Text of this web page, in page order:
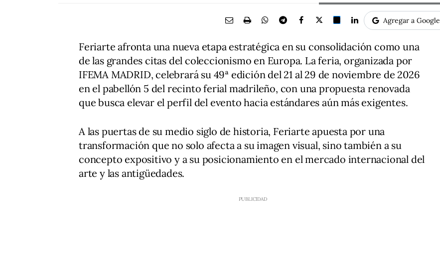
Agregar a Google
Feriarte afronta una nueva etapa estratégica en su consolidación como una
de las grandes citas del coleccionismo en Europa. La feria, organizada por
IFEMA MADRID, celebrará su 49ª edición del 21 al 29 de noviembre de 2026
en el pabellón 5 del recinto ferial madrileño, con una propuesta renovada
que busca elevar el perfil del evento hacia estándares aún más exigentes.
A las puertas de su medio siglo de historia, Feriarte apuesta por una
transformación que no solo afecta a su imagen visual, sino también a su
concepto expositivo y a su posicionamiento en el mercado internacional del
arte y las antigüedades.